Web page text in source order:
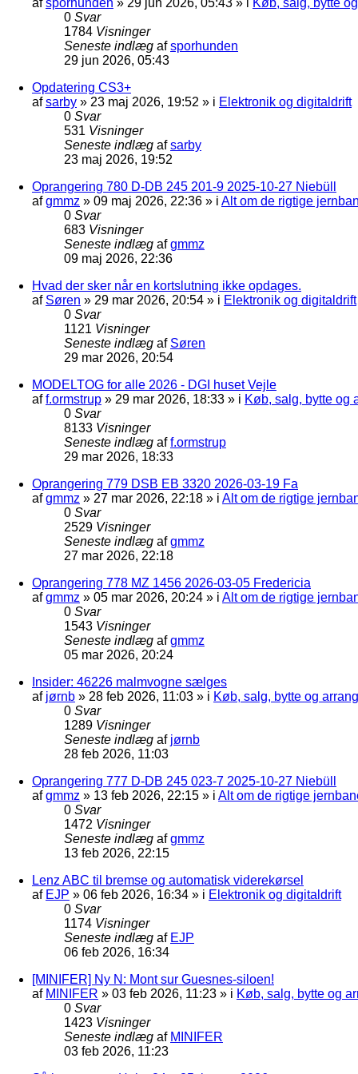
0 Svar
1784 Visninger
Seneste indlæg afsporhunden
29 jun 2026, 05:43
Opdatering CS3+
afsarby » 23 maj 2026, 19:52 » i Elektronik og digitaldrift
0 Svar
531 Visninger
Seneste indlæg afsarby
23 maj 2026, 19:52
Oprangering 780 D-DB 245 201-9 2025-10-27 Niebüll
afgmmz » 09 maj 2026, 22:36 » i Alt om de rigtige
0 Svar
683 Visninger
Seneste indlæg afgmmz
09 maj 2026, 22:36
Hvad der sker når en kortslutning ikke opdages.
af Søren » 29 mar 2026, 20:54 » i Elektronik og digitaldrift
0 Svar
1121 Visninger
Seneste indlæg af Søren
29 mar 2026, 20:54
MODELTOG for alle 2026 - DGI huset Vejle
aff.ormstrup » 29 mar 2026, 18:33 » i Køb, salg, bytte og
0 Svar
8133 Visninger
Seneste indlæg aff.ormstrup
29 mar 2026, 18:33
Oprangering 779 DSB EB 3320 2026-03-19 Fa
afgmmz » 27 mar 2026, 22:18 » i Alt om de rigtige
0 Svar
2529 Visninger
Seneste indlæg afgmmz
27 mar 2026, 22:18
Oprangering 778 MZ 1456 2026-03-05 Fredericia
afgmmz » 05 mar 2026, 20:24 » i Alt om de rigtige
0 Svar
1543 Visninger
Seneste indlæg afgmmz
05 mar 2026, 20:24
Insider: 46226 malmvogne sælges
af jørnb » 28 feb 2026, 11:03 » i Køb, salg, bytte og
0 Svar
1289 Visninger
Seneste indlæg af jørnb
28 feb 2026, 11:03
Oprangering 777 D-DB 245 023-7 2025-10-27 Niebüll
afgmmz » 13 feb 2026, 22:15 » i Alt om de rigtige
0 Svar
1472 Visninger
Seneste indlæg afgmmz
13 feb 2026, 22:15
Lenz ABC til bremse og automatisk viderekørsel
af EJP » 06 feb 2026, 16:34 » i Elektronik og digitaldrift
0 Svar
1174 Visninger
Seneste indlæg af EJP
06 feb 2026, 16:34
[MINIFER] Ny N: Mont sur Guesnes-siloen!
af MINIFER » 03 feb 2026, 11:23 » i Køb, salg, bytte og
0 Svar
1423 Visninger
Seneste indlæg af MINIFER
03 feb 2026, 11:23